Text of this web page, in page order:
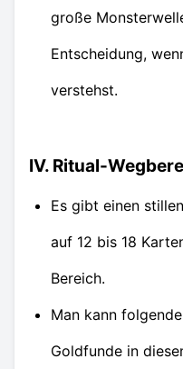
große
Entscheidung,
verstehst.
IV. Ritual-
Es gibt einen
auf 12 bis 18
Bereich.
Man kann
Goldfunde in